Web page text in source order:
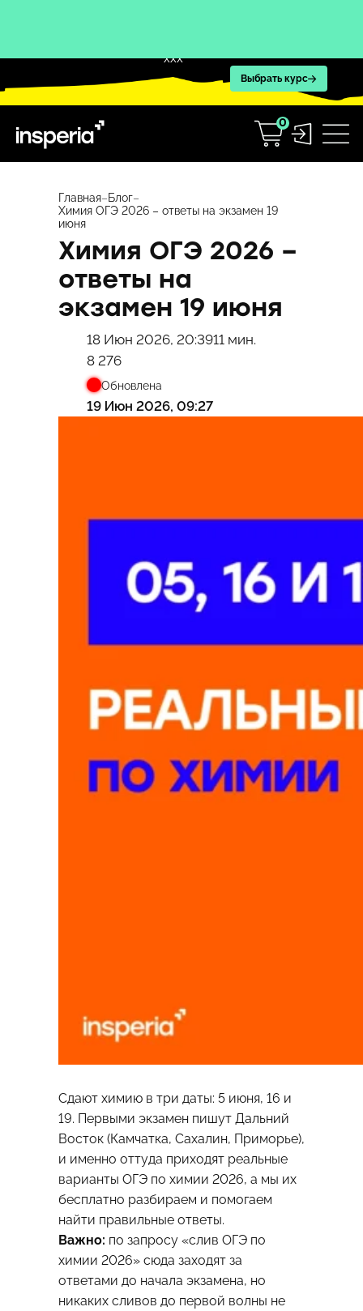
содержимому
XXX
Выбрать курс
0
Главная–Блог–
Химия ОГЭ 2026 – ответы на экзамен 19
июня
Химия ОГЭ 2026 –
ответы на
экзамен 19 июня
18 Июн 2026, 20:3911 мин.
8 276
Обновлена
19 Июн 2026, 09:27
Сдают химию в три даты: 5 июня, 16 и
19. Первыми экзамен пишут Дальний
Восток (Камчатка, Сахалин, Приморье),
и именно оттуда приходят реальные
варианты ОГЭ по химии 2026, а мы их
бесплатно разбираем и помогаем
найти правильные ответы.
Важно: по запросу «слив ОГЭ по
химии 2026» сюда заходят за
ответами до начала экзамена, но
никаких сливов до первой волны не